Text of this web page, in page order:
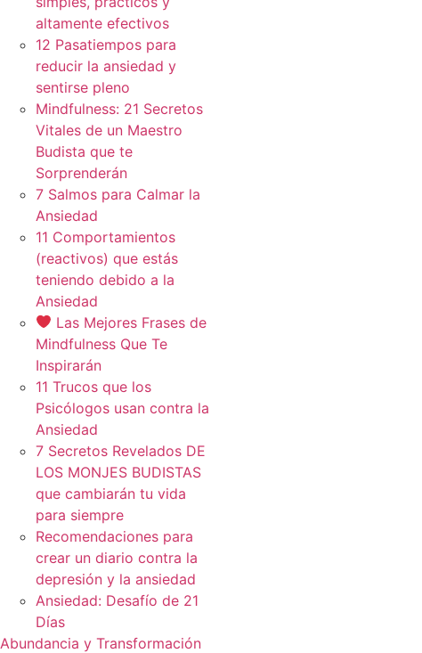
altamente efectivos
12 Pasatiempos para
reducir la ansiedad y
sentirse pleno
Mindfulness: 21 Secretos
Vitales de un Maestro
Budista que te
Sorprenderán
7 Salmos para Calmar la
Ansiedad
11 Comportamientos
(reactivos) que estás
teniendo debido a la
Ansiedad
Las Mejores Frases de
Mindfulness Que Te
Inspirarán
11 Trucos que los
Psicólogos usan contra la
Ansiedad
7 Secretos Revelados DE
LOS MONJES BUDISTAS
que cambiarán tu vida
para siempre
Recomendaciones para
crear un diario contra la
depresión y la ansiedad
Ansiedad: Desafío de 21
Días
Abundancia y Transformación